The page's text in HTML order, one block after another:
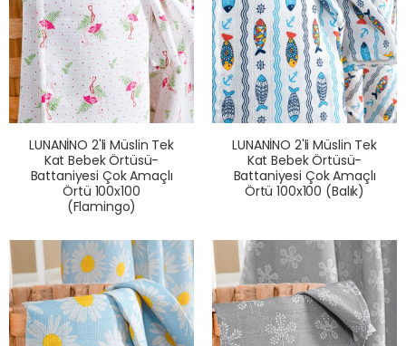
LUNANİNO 2'li Müslin Tek
Kat Bebek Örtüsü-
Battaniyesi Çok Amaçlı
Örtü 100x100
(Flamingo)
LUNANİNO 2'li Müslin Tek
Kat Bebek Örtüsü-
Battaniyesi Çok Amaçlı
Örtü 100x100 (Balık)